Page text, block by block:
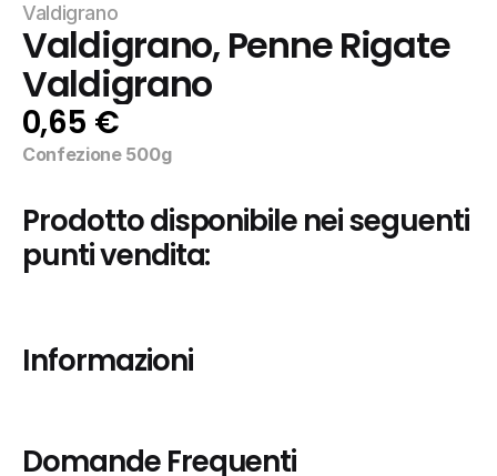
Valdigrano
Valdigrano, Penne Rigate
Valdigrano
0,65 €
Confezione 500g
Prodotto disponibile nei seguenti
punti vendita:
Informazioni
Domande Frequenti